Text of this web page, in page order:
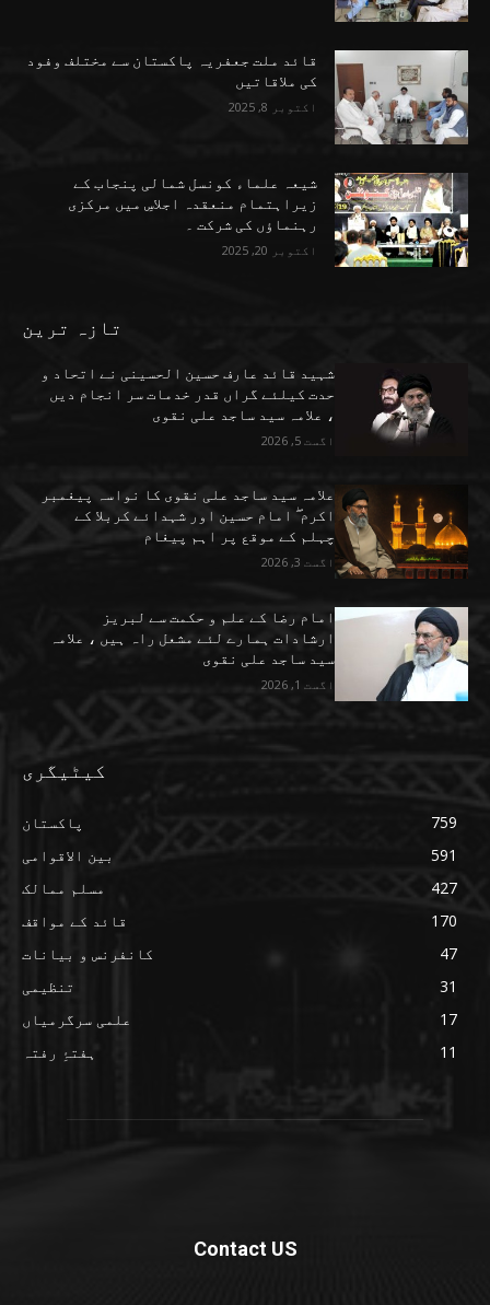
قائد ملت جعفریہ پاکستان سے مختلف وفود
کی ملاقاتیں
اکتوبر 8, 2025
شیعہ علماء کونسل شمالی پنجاب کے
زیراہتمام منعقدہ اجلاسِ میں مرکزی
رہنماؤں کی شرکت ۔
اکتوبر 20, 2025
تازہ ترین
شہید قائد عارف حسین الحسینی نے اتحاد و
حدت کیلئے گراں قدر خدمات سر انجام دیں
، علامہ سید ساجد علی نقوی
اگست 5, 2026
علامہ سید ساجد علی نقوی کا نواسہ پیغمبر
اکرم ۖ امام حسین اور شہدائے کربلا کے
چہلم کے موقع پر اہم پیغام
اگست 3, 2026
امام رضا کے علم و حکمت سے لبریز
ارشادات ہمارے لئے مشعل راہ ہیں ، علامہ
سید ساجد علی نقوی
اگست 1, 2026
کیٹیگری
پاکستان
759
بین الاقوامی
591
مسلم ممالک
427
قائد کے مواقف
170
کانفرنس و بیانات
47
تنظیمی
31
علمی سرگرمیاں
17
ہفتۂِ رفتہ
11
Contact US